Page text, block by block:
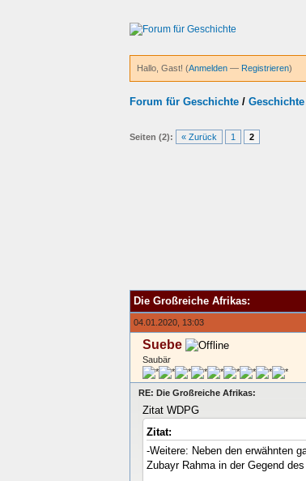
Hallo, Gast! (Anmelden — Registrieren)
Forum für Geschichte /
Seiten (2): « Zurück 1 2
Die Großreiche Afrikas:
04.01.2020, 13:03
Suebe
Saubär
RE: Die Großreiche Afrikas:
Zitat WDPG
Zitat:
-Weitere: Neben den erwähnten
Zubayr Rahma in der Gegend des